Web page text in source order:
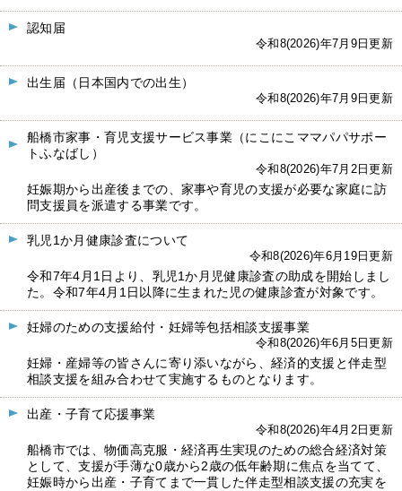
認知届
令和8(2026)年7月9日更新
出生届（日本国内での出生）
令和8(2026)年7月9日更新
船橋市家事・育児支援サービス事業（にこにこママパパサポー
トふなばし）
令和8(2026)年7月2日更新
妊娠期から出産後までの、家事や育児の支援が必要な家庭に訪
問支援員を派遣する事業です。
乳児1か月健康診査について
令和8(2026)年6月19日更新
令和7年4月1日より、乳児1か月児健康診査の助成を開始しまし
た。令和7年4月1日以降に生まれた児の健康診査が対象です。
妊婦のための支援給付・妊婦等包括相談支援事業
令和8(2026)年6月5日更新
妊婦・産婦等の皆さんに寄り添いながら、経済的支援と伴走型
相談支援を組み合わせて実施するものとなります。
出産・子育て応援事業
令和8(2026)年4月2日更新
船橋市では、物価高克服・経済再生実現のための総合経済対策
として、支援が手薄な0歳から2歳の低年齢期に焦点を当てて、
妊娠時から出産・子育てまで一貫した伴走型相談支援の充実を